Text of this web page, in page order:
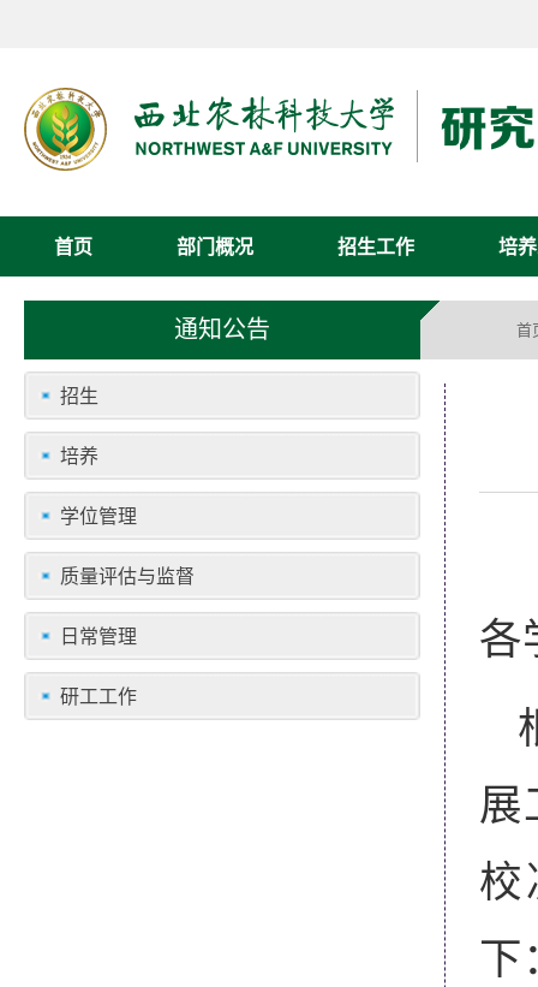
首页 部门概况 招生工作 培
通知公告 首
招生
培养
学位管理
质量评估与监督
日常管理
研工工作
各
展
下